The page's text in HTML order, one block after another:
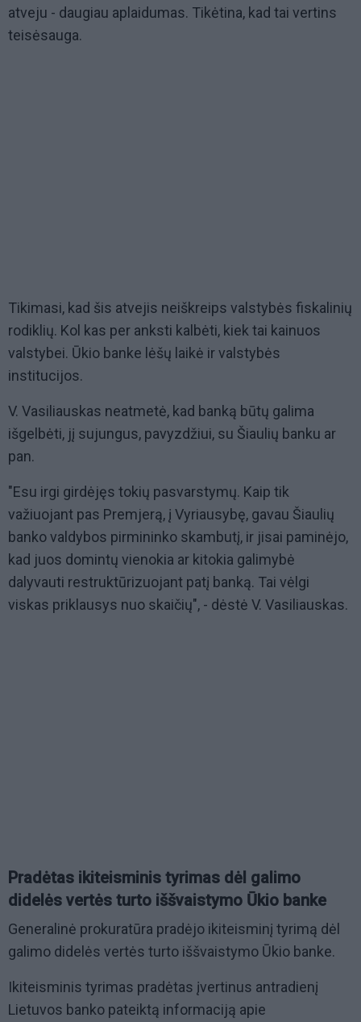
atveju - daugiau aplaidumas. Tikėtina, kad tai vertins
teisėsauga.
Tikimasi, kad šis atvejis neiškreips valstybės fiskalinių
rodiklių. Kol kas per anksti kalbėti, kiek tai kainuos
valstybei. Ūkio banke lėšų laikė ir valstybės
institucijos.
V. Vasiliauskas neatmetė, kad banką būtų galima
išgelbėti, jį sujungus, pavyzdžiui, su Šiaulių banku ar
pan.
"Esu irgi girdėjęs tokių pasvarstymų. Kaip tik
važiuojant pas Premjerą, į Vyriausybę, gavau Šiaulių
banko valdybos pirmininko skambutį, ir jisai paminėjo,
kad juos domintų vienokia ar kitokia galimybė
dalyvauti restruktūrizuojant patį banką. Tai vėlgi
viskas priklausys nuo skaičių", - dėstė V. Vasiliauskas.
Pradėtas ikiteisminis tyrimas dėl galimo
didelės vertės turto iššvaistymo Ūkio banke
Generalinė prokuratūra pradėjo ikiteisminį tyrimą dėl
galimo didelės vertės turto iššvaistymo Ūkio banke.
Ikiteisminis tyrimas pradėtas įvertinus antradienį
Lietuvos banko pateiktą informaciją apie